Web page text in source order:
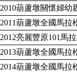
2010葫蘆墩關懷婦幼
2011葫蘆墩全國馬拉
2012亮麗豐原101馬
2013葫蘆墩全國馬拉
2014葫蘆墩全國馬拉